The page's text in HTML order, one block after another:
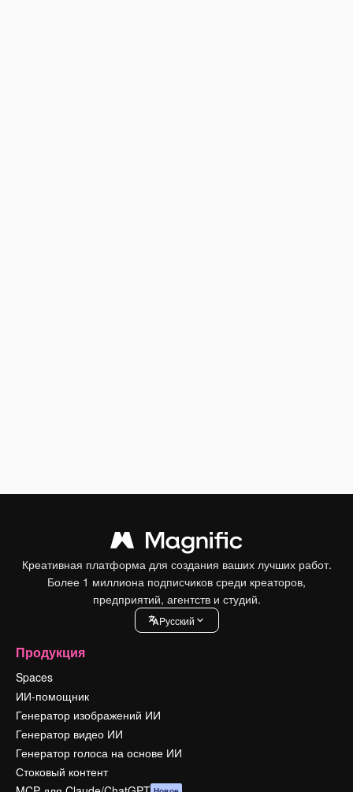
Креативная платформа для создания ваших лучших работ.
Более 1 миллиона подписчиков среди креаторов,
предприятий, агентств и студий.
Pусский
Продукция
Spaces
ИИ-помощник
Генератор изображений ИИ
Генератор видео ИИ
Генератор голоса на основе ИИ
Стоковый контент